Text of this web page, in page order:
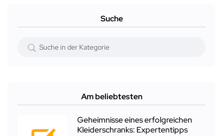
Suche
Am beliebtesten
Geheimnisse eines erfolgreichen
Kleiderschranks: Expertentipps